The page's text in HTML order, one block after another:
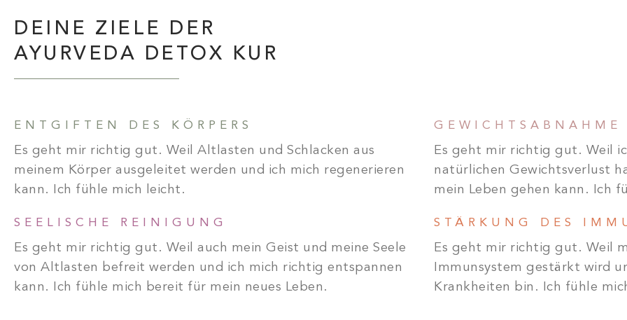
DEINE ZIELE DER
AYURVEDA DETOX KUR
ENTGIFTEN DES KÖRPERS
Es geht mir richtig gut. Weil Altlasten und Schlacken aus
meinem Körper ausgeleitet werden und ich mich regenerieren
kann. Ich fühle mich leicht.
GEWICHTSABNAHME
Es geht mir richtig gut. Weil
natürlichen Gewichtsverlust
mein Leben gehen kann. Ich
SEELISCHE REINIGUNG
Es geht mir richtig gut. Weil auch mein Geist und meine Seele
von Altlasten befreit werden und ich mich richtig entspannen
kann. Ich fühle mich bereit für mein neues Leben.
STÄRKUNG DES
Es geht mir richtig gut. Weil
Immunsystem gestärkt wird
Krankheiten bin. Ich fühle